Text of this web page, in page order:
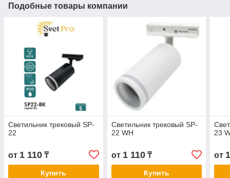
Подобные товары компании
Светильник трековый SP-
22
от 1 110 ₸
Купить
Светильник трековый SP-
22 WH
от 1 110₸
Купить
23
от